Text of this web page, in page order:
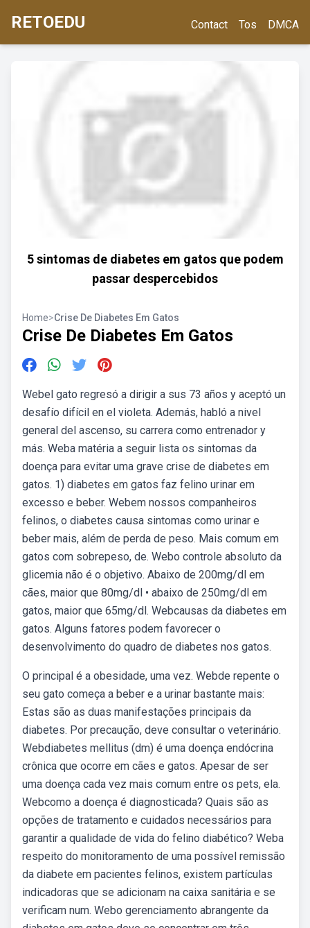
RETOEDU Contact Tos DMCA
5 sintomas de diabetes em gatos que podem
passar despercebidos
Home>Crise De Diabetes Em Gatos
Crise De Diabetes Em Gatos
Webel gato regresó a dirigir a sus 73 años y aceptó un
desafío difícil en el violeta. Además, habló a nivel
general del ascenso, su carrera como entrenador y
más. Weba matéria a seguir lista os sintomas da
doença para evitar uma grave crise de diabetes em
gatos. 1) diabetes em gatos faz felino urinar em
excesso e beber. Webem nossos companheiros
felinos, o diabetes causa sintomas como urinar e
beber mais, além de perda de peso. Mais comum em
gatos com sobrepeso, de. Webo controle absoluto da
glicemia não é o objetivo. Abaixo de 200mg/dl em
cães, maior que 80mg/dl • abaixo de 250mg/dl em
gatos, maior que 65mg/dl. Webcausas da diabetes em
gatos. Alguns fatores podem favorecer o
desenvolvimento do quadro de diabetes nos gatos.
O principal é a obesidade, uma vez. Webde repente o
seu gato começa a beber e a urinar bastante mais:
Estas são as duas manifestações principais da
diabetes. Por precaução, deve consultar o veterinário.
Webdiabetes mellitus (dm) é uma doença endócrina
crônica que ocorre em cães e gatos. Apesar de ser
uma doença cada vez mais comum entre os pets, ela.
Webcomo a doença é diagnosticada? Quais são as
opções de tratamento e cuidados necessários para
garantir a qualidade de vida do felino diabético? Weba
respeito do monitoramento de uma possível remissão
da diabete em pacientes felinos, existem partículas
indicadoras que se adicionam na caixa sanitária e se
verificam num. Webo gerenciamento abrangente da